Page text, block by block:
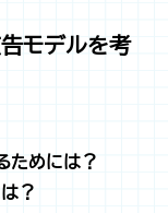
モデルを考
ためには？
？